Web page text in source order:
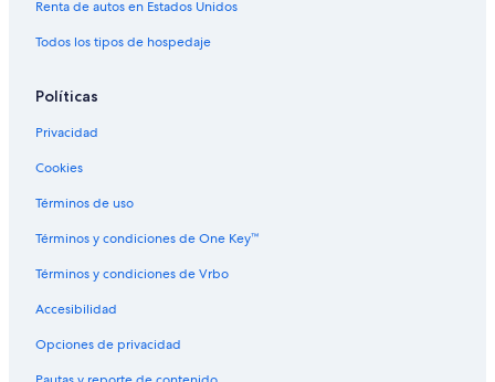
Renta de autos en Estados Unidos
Todos los tipos de hospedaje
Políticas
Privacidad
Cookies
Términos de uso
Términos y condiciones de One Key™
Términos y condiciones de Vrbo
Accesibilidad
Opciones de privacidad